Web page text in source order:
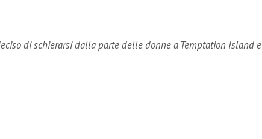
di schierarsi dalla parte delle donne a Temptation Island e